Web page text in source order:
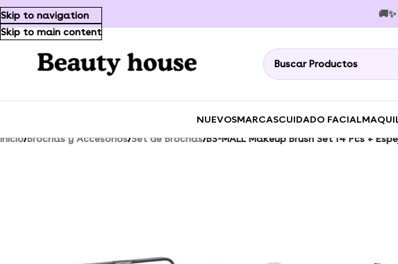
Skip to navigation
Skip to main content
🚚✨
NUEVOSMARCASCUIDADO FACIAL
Inicio/Brochas y Accesorios/Set de Brochas/BS-MALL Makeup Brush Set 14 Pcs +